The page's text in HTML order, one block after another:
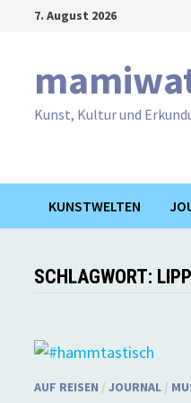
7. August 2026
Kunst, Kultur und
KUNSTWELTEN
SCHLAGWORT:
AUF REISEN /JOURNAL /